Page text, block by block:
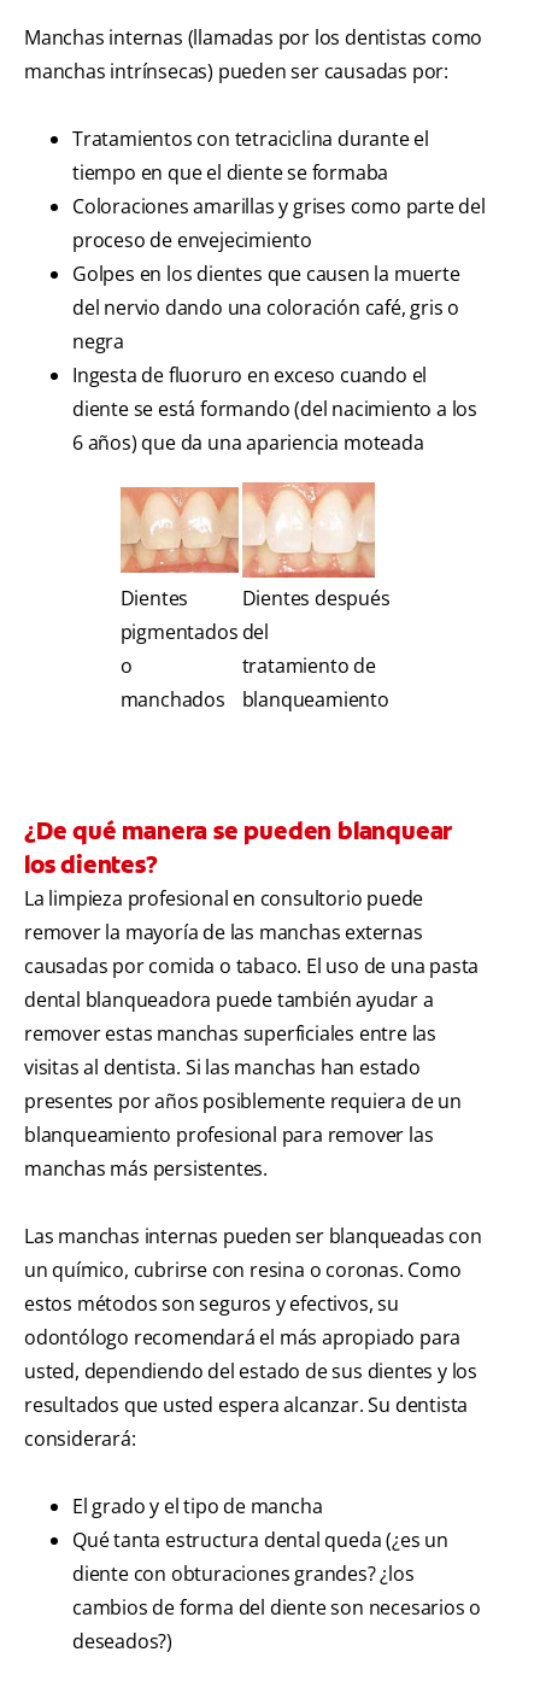
Manchas internas (llamadas por los dentistas como
manchas intrínsecas) pueden ser causadas por:
Tratamientos con tetraciclina durante el
tiempo en que el diente se formaba
Coloraciones amarillas y grises como parte del
proceso de envejecimiento
Golpes en los dientes que causen la muerte
del nervio dando una coloración café, gris o
negra
Ingesta de fluoruro en exceso cuando el
diente se está formando (del nacimiento a los
6 años) que da una apariencia moteada
Dientes
pigmentados
o
manchados
Dientes después
del
tratamiento de
blanqueamiento
¿De qué manera se pueden blanquear
los dientes?
La limpieza profesional en consultorio puede
remover la mayoría de las manchas externas
causadas por comida o tabaco. El uso de una pasta
dental blanqueadora puede también ayudar a
remover estas manchas superficiales entre las
visitas al dentista. Si las manchas han estado
presentes por años posiblemente requiera de un
blanqueamiento profesional para remover las
manchas más persistentes.
Las manchas internas pueden ser blanqueadas con
un químico, cubrirse con resina o coronas. Como
estos métodos son seguros y efectivos, su
odontólogo recomendará el más apropiado para
usted, dependiendo del estado de sus dientes y los
resultados que usted espera alcanzar. Su dentista
considerará:
El grado y el tipo de mancha
Qué tanta estructura dental queda (¿es un
diente con obturaciones grandes? ¿los
cambios de forma del diente son necesarios o
deseados?)